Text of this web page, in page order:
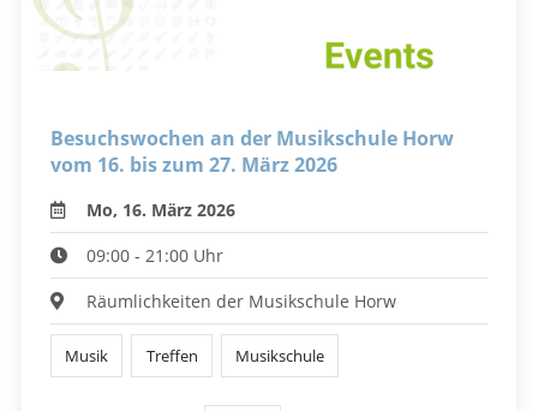
Besuchswochen an der Musikschule Horw
vom 16. bis zum 27. März 2026
Mo, 16. März 2026
09:00 - 21:00 Uhr
Räumlichkeiten der Musikschule Horw
Musik Treffen Musikschule